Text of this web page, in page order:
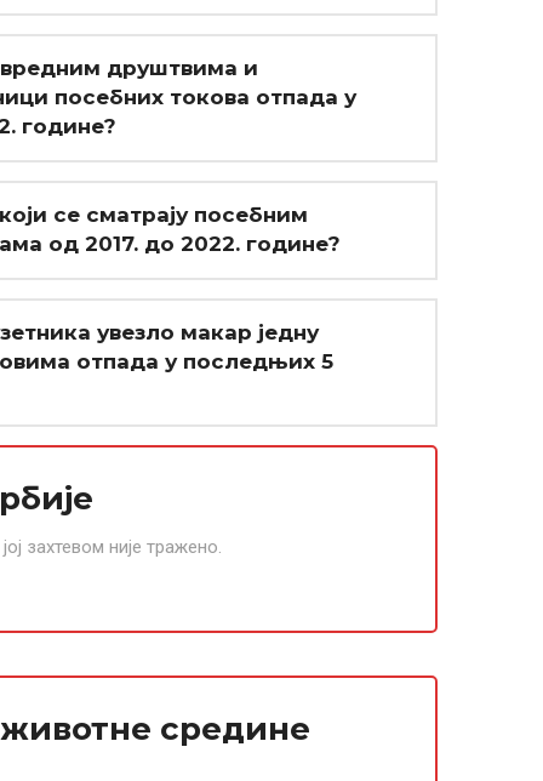
друштвима и
посебних токова отпада у
године?
се сматрају посебним
од 2017. до 2022. године?
увезло макар једну
отпада у последњих 5
захтевом није тражено.
средине